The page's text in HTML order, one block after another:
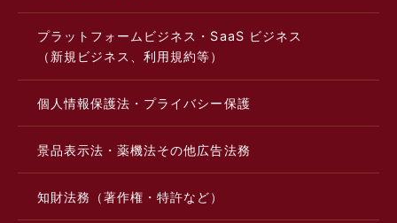
プラットフォームビジネス・SaaS ビジネス
（新規ビジネス、利用規約等）
個人情報保護法・プライバシー保護
景品表示法・薬機法その他広告法務
知財法務（著作権・特許など）